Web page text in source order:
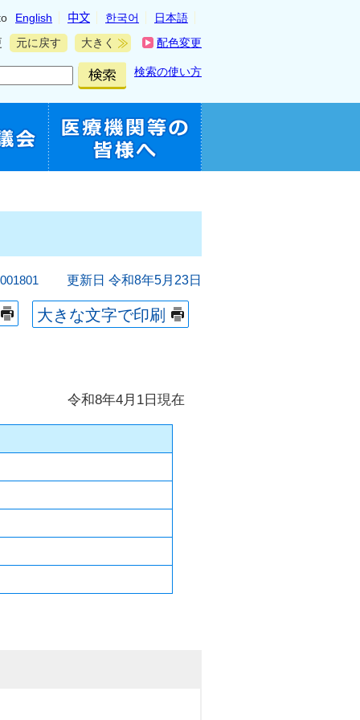
English 中文 한국어
日本語
元に戻す 大きく 配色変更
検索の使い方
更新日 令和8年5月23日
大きな文字で印刷
令和8年4月1日現在